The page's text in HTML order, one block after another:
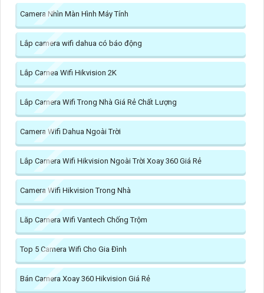
Camera Nhìn Màn Hình Máy Tính
Lắp camera wifi dahua có báo động
Lắp Camea Wifi Hikvision 2K
Lắp Camera Wifi Trong Nhà Giá Rẻ Chất Lượng
Camera Wifi Dahua Ngoài Trời
Lắp Camera Wifi Hikvision Ngoài Trời Xoay 360 Giá Rẻ
Camera Wifi Hikvision Trong Nhà
Lăp Camera Wifi Vantech Chống Trộm
Top 5 Camera Wifi Cho Gia Đình
Bán Camera Xoay 360 Hikvision Giá Rẻ